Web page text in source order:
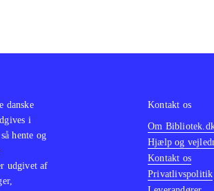
danske
i
hente og
udgivet af
Kontakt os
Om
Hjælp og
Kontakt os
Privatlivspolitik